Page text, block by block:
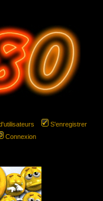
S'enregistrer
Connexion